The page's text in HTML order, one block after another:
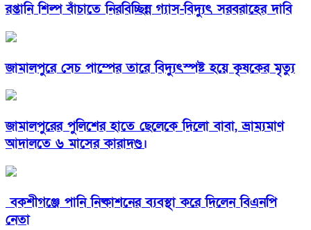
রপ্তানি শিল্প বাঁচাতে নিরবিচ্ছিন্ন গ্যাস-বিদ্যুৎ সরবরাহের দাবি
জামালপুরে সেচ পাম্পের তারে বিদ্যুৎস্পষ্ট হয়ে কৃষকের মৃত্যু
জামালপুরের পুলিশের হাতে ছেলেকে দিলো বাবা, ভ্রাম্যমাণ
আদালতে ৬ মাসের কারাদণ্ড।
বকশীগঞ্জে পানি নিষ্কাশনের ব্যবস্থা করে দিলেন বিএনপি
নেতা